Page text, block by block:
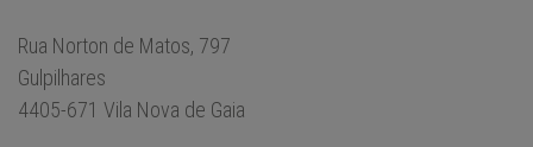
Rua Norton de Matos, 797
Gulpilhares
4405-671 Vila Nova de Gaia